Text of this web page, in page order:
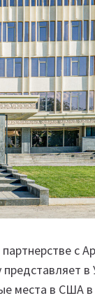
с
места в США